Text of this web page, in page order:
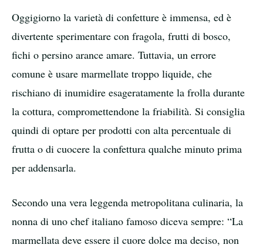
Oggigiorno la varietà di confetture è immensa, ed è
divertente sperimentare con fragola, frutti di bosco,
fichi o persino arance amare. Tuttavia, un errore
comune è usare marmellate troppo liquide, che
rischiano di inumidire esageratamente la frolla durante
la cottura, compromettendone la friabilità. Si consiglia
quindi di optare per prodotti con alta percentuale di
frutta o di cuocere la confettura qualche minuto prima
per addensarla.
Secondo una vera leggenda metropolitana culinaria, la
nonna di uno chef italiano famoso diceva sempre: “La
marmellata deve essere il cuore dolce ma deciso, non